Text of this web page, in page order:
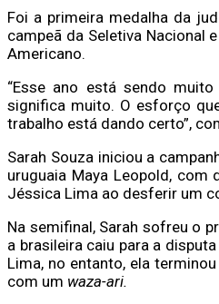
Foi a primeira medalha da
campeã da Seletiva Nacional
Americano.
“Esse ano está sendo
significa muito. O esforço
trabalho está dando certo”,
Sarah Souza iniciou a
uruguaia Maya Leopold, com
Jéssica Lima ao desferir um
Na semifinal, Sarah sofreu o
a brasileira caiu para a
Lima, no entanto, ela
com um waza-ari.